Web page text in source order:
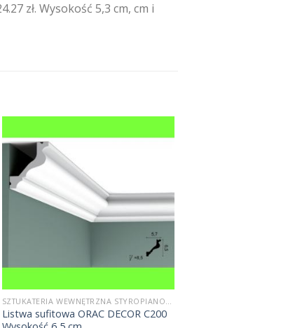
zł. Wysokość 5,3 cm, cm i
SZTUKATERIA WEWNĘTRZNA STYROPIANOWA
Listwa sufitowa ORAC DECOR C200